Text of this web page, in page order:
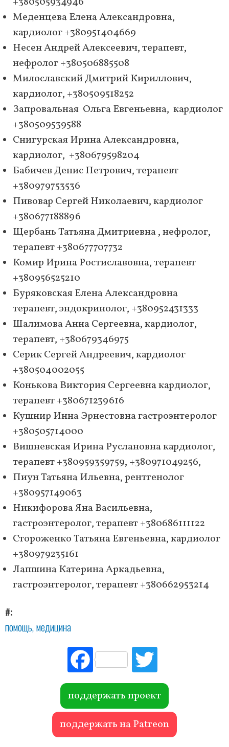
Меденцева Елена Александровна,
кардиолог +380951404669
Несен Андрей Алексеевич, терапевт,
нефролог +380506885508
Милославский Дмитрий Кириллович,
кардиолог, +380509518252
Запровальная Ольга Евгеньевна, кардиолог
+380509539588
Снигурская Ирина Александровна,
кардиолог, +380679598204
Бабичев Денис Петрович, терапевт
+380979753536
Пивовар Сергей Николаевич, кардиолог
+380677188896
Щербань Татьяна Дмитриевна , нефролог,
терапевт +380677707732
Комир Ирина Ростиславовна, терапевт
+380956525210
Буряковская Елена Александровна
терапевт, эндокринолог, +380952431333
Шалимова Анна Сергеевна, кардиолог,
терапевт, +380679346975
Серик Сергей Андреевич, кардиолог
+380504002055
Конькова Виктория Сергеевна кардиолог,
терапевт +380671239616
Кушнир Инна Эрнестовна гастроэнтеролог
+380505714000
Вишневская Ирина Руслановна кардиолог,
терапевт +380959359759, +380971049256,
Пиун Татьяна Ильевна, рентгенолог
+380957149063
Никифорова Яна Васильевна,
гастроэнтеролог, терапевт +380686111122
Стороженко Татьяна Евгеньевна, кардиолог
+380979235161
Лапшина Катерина Аркадьевна,
гастроэнтеролог, терапевт +380662953214
#
помощь медицина
Fac
ebo
ok r
поддержать проект
поддержать на Patreon